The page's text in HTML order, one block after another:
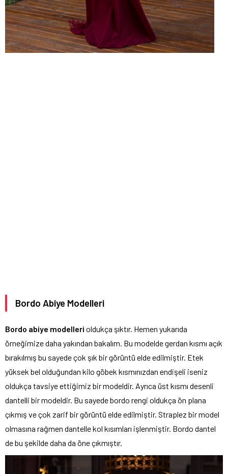
Bordo Abiye Modelleri
Bordo abiye modelleri oldukça şıktır. Hemen yukarıda
örneğimize daha yakından bakalım. Bu modelde gerdan kısmı açık
bırakılmış bu sayede çok şık bir görüntü elde edilmiştir. Etek
yüksek bel olduğundan kilo göbek kısmınızdan endişeli iseniz
oldukça tavsiye ettiğimiz bir modeldir. Ayrıca üst kısmı desenli
dantelli bir modeldir. Bu sayede bordo rengi oldukça ön plana
çıkmış ve çok zarif bir görüntü elde edilmiştir. Straplez bir model
olmasına rağmen dantelle kol kısımları işlenmiştir. Bordo dantel
de bu şekilde daha da öne çıkmıştır.